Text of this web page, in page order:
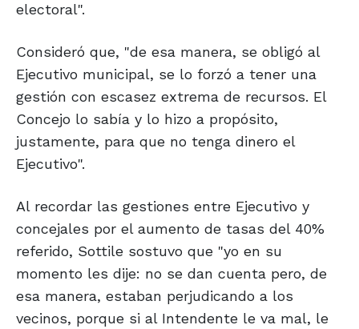
electoral".
Consideró que, "de esa manera, se obligó al
Ejecutivo municipal, se lo forzó a tener una
gestión con escasez extrema de recursos. El
Concejo lo sabía y lo hizo a propósito,
justamente, para que no tenga dinero el
Ejecutivo".
Al recordar las gestiones entre Ejecutivo y
concejales por el aumento de tasas del 40%
referido, Sottile sostuvo que "yo en su
momento les dije: no se dan cuenta pero, de
esa manera, estaban perjudicando a los
vecinos, porque si al Intendente le va mal, le